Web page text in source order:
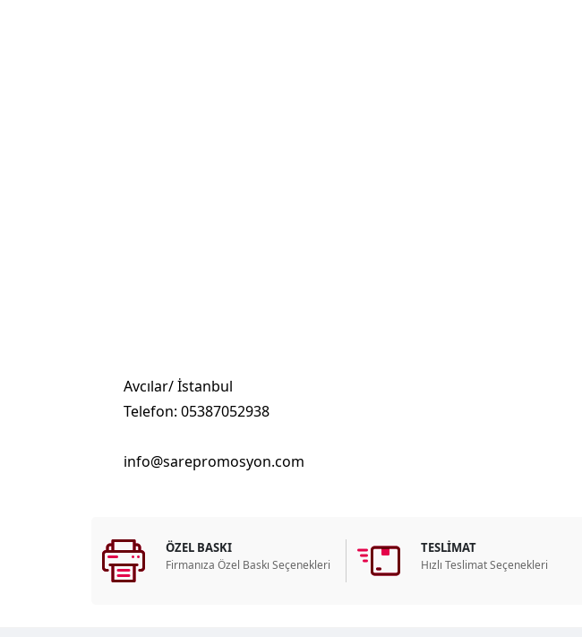
Avcılar/ İstanbul
Telefon: 05387052938
info@sarepromosyon.com
ÖZEL BASKI
Firmanıza Özel Baskı Seçenekleri
TESLİMAT
Hızlı Teslimat Seçenekleri